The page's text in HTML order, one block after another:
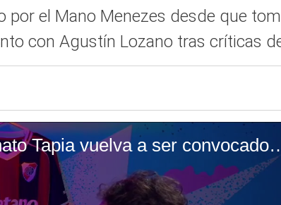
el Mano Menezes desde que
con Agustín Lozano tras críticas
Se reveló la condición para que